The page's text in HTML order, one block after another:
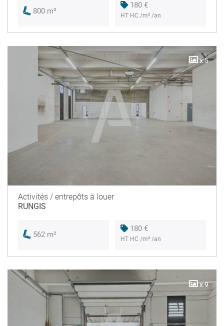
800 m²
180 €
HT HC /m² /an
x 5
Activités / entrepôts à louer
RUNGIS
562 m²
180 €
HT HC /m² /an
x 9